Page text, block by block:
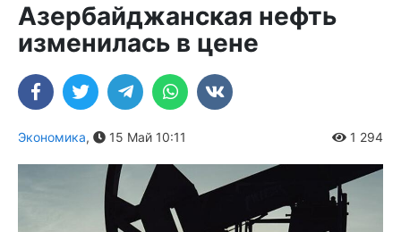
Азербайджанская нефть
изменилась в цене
Экономика, 15 Май 10:11 1 294